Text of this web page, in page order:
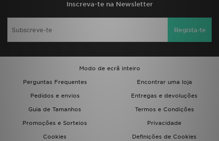
Inscreva-te na Newsletter
Regista-te
Modo de ecrã inteiro
Perguntas Frequentes
Encontrar uma loja
Pedidos e envios
Entregas e devoluções
Guia de Tamanhos
Termos e Condições
Promoções e Sorteios
Privacidade
Cookies
Definições de Cookies